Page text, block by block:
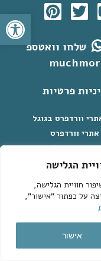
הגלישה
חוויית הגלישה,
על כפתור "אישור",
אישור
שלחו וואטספ
פרטיות
וורדפרס בגוגל
אתרי וורדפרס
English
פתח